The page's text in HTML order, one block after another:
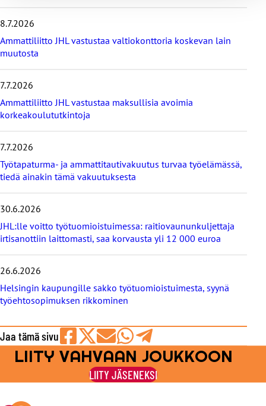
i
s
i
ä
t
u
u
t
i
e
t
8.7.2026
Ammattiliitto JHL vastustaa valtiokonttoria koskevan lain
muutosta
7.7.2026
Ammattiliitto JHL vastustaa maksullisia avoimia
korkeakoulututkintoja
7.7.2026
Työtapaturma- ja ammattitautivakuutus turvaa työelämässä,
tiedä ainakin tämä vakuutuksesta
30.6.2026
JHL:lle voitto työtuomioistuimessa: raitiovaununkuljettaja
irtisanottiin laittomasti, saa korvausta yli 12 000 euroa
26.6.2026
Helsingin kaupungille sakko työtuomioistuimesta, syynä
työehtosopimuksen rikkominen
Jaa tämä sivu
Jaa
Facebookissa
Jaa
viestipalvelu
X:ssä
Jaa
sähköpostilla
Jaa
WhatsAppilla
Jaa
Telegramilla
LIITY VAHVAAN JOUKKOON
LIITY JÄSENEKSI